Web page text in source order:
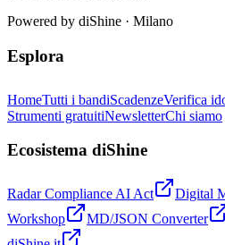
Powered by diShine · Milano
Esplora
HomeTutti i bandiScadenzeVerifica
Strumenti gratuitiNewsletterChi siamo
Ecosistema diShine
Radar Compliance AI Act Digital
Workshop
MD/JSON Converter